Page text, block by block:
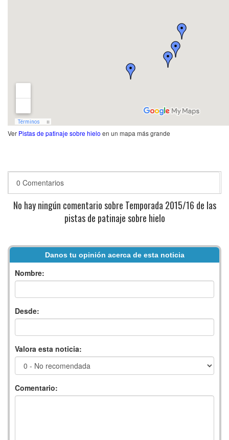
Ver Pistas de patinaje sobre hielo en un mapa más grande
0 Comentarios
No hay ningún comentario sobre Temporada 2015/16 de las
pistas de patinaje sobre hielo
Danos tu opinión acerca de esta noticia
Nombre:
Desde:
Valora esta noticia:
Comentario: